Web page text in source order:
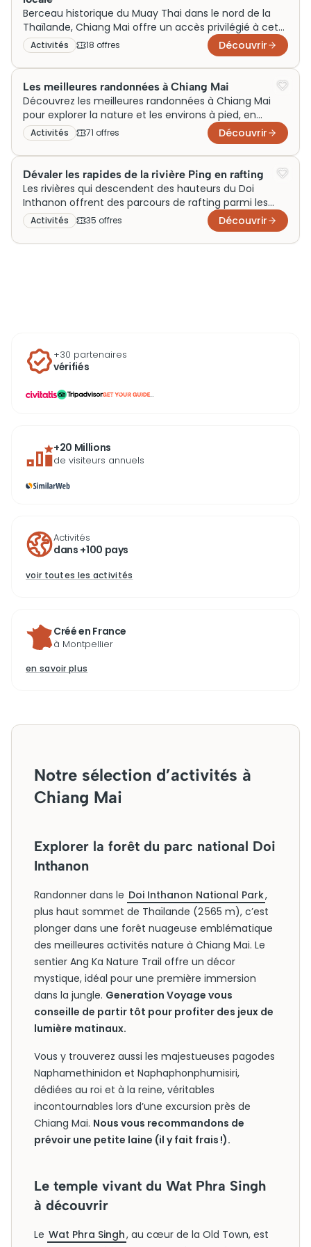
arrière-plan et l’altitude fraîche du nord de la
Thaïlande créent une expérience radicalement
différente des parcs classiques.
Berceau historique du Muay Thai dans le nord de la
Thaïlande, Chiang Mai offre un accès privilégié à cet
art martial millénaire, loin de l’agitation de Bangkok.
Les salles d’entraînement locales accueillent aussi
bien les débutants curieux que les pratiquants
confirmés, avec des entraîneurs souvent issus de
familles de boxeurs professionnels. Les combats au
Kalare Night Bazaar ou au Thaphae Boxing Stadium
permettent de saisir toute l’intensité d’une discipline
encore profondément ancrée dans la culture lanna.
Activités 18 offres Découvrir
Les meilleures randonnées à Chiang Mai
Découvrez les meilleures randonnées à Chiang Mai
pour explorer la nature et les environs à pied, en
groupe ou en autonomie. Comparez diverses sorties,
circuits et billets pour organiser une journée ou un
séjour centré sur la marche, les sentiers locaux et la
découverte de la région.
Activités 71 offres Découvrir
Dévaler les rapides de la rivière Ping en rafting
Les rivières qui descendent des hauteurs du Doi
Inthanon offrent des parcours de rafting parmi les
plus techniques du nord de la Thaïlande. La Mae
Taeng et la Mae Wang alternent rapides nerveux et
portions calmes traversant une jungle dense, avec
Activités 35 offres Découvrir
+30 partenaires
vérifiés
...
+20 Millions
de visiteurs annuels
Activités
dans +100 pays
voir toutes les activités
Créé en France
à Montpellier
en savoir plus
Notre sélection d’activités à
Chiang Mai
Explorer la forêt du parc national Doi
Inthanon
Randonner dans le Doi Inthanon National Park,
plus haut sommet de Thaïlande (2 565 m), c’est
plonger dans une forêt nuageuse emblématique
des meilleures activités nature à Chiang Mai. Le
sentier Ang Ka Nature Trail offre un décor
mystique, idéal pour une première immersion
dans la jungle. Generation Voyage vous
conseille de partir tôt pour profiter des jeux de
lumière matinaux.
Vous y trouverez aussi les majestueuses pagodes
Naphamethinidon et Naphaphonphumisiri,
dédiées au roi et à la reine, véritables
incontournables lors d’une excursion près de
Chiang Mai. Nous vous recommandons de
prévoir une petite laine (il y fait frais !).
Le temple vivant du Wat Phra Singh
à découvrir
Le Wat Phra Singh, au cœur de la Old Town, est